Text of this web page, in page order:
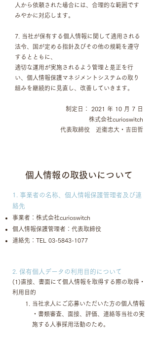
人から依頼された場合には、合理的な範囲です
みやかに対応します。
7. 当社が保有する個人情報に関して適用される
法令、国が定める指針及びその他の規範を遵守
するとともに、
適切な運用が実施されるよう管理と是正を行
い、個人情報保護マネジメントシステムの取り
組みを継続的に見直し、改善していきます。
制定日： 2021 年 10 月 7 日
株式会社curioswitch
代表取締役 近衞忠大・吉田哲
​個人情報の取扱いについて
1. 事業者の名称、個人情報保護管理者及び連
絡先
事業者：株式会社curioswitch
個人情報保護管理者：代表取締役
連絡先：TEL 03-5843-1077
2. 保有個人データの利用目的について
(1)直接、書面にて個人情報を取得する際の取得・
利用目的
当社求人にご応募いただいた方の個人情報
・書類審査、面接、評価、連絡等当社の実
施する人事採用活動のため。